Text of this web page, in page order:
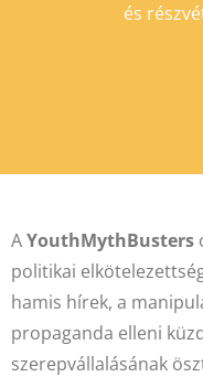
és
AYouthMythBusters
politikai
hamis hírek, a
propaganda elleni
szerepvállalásának